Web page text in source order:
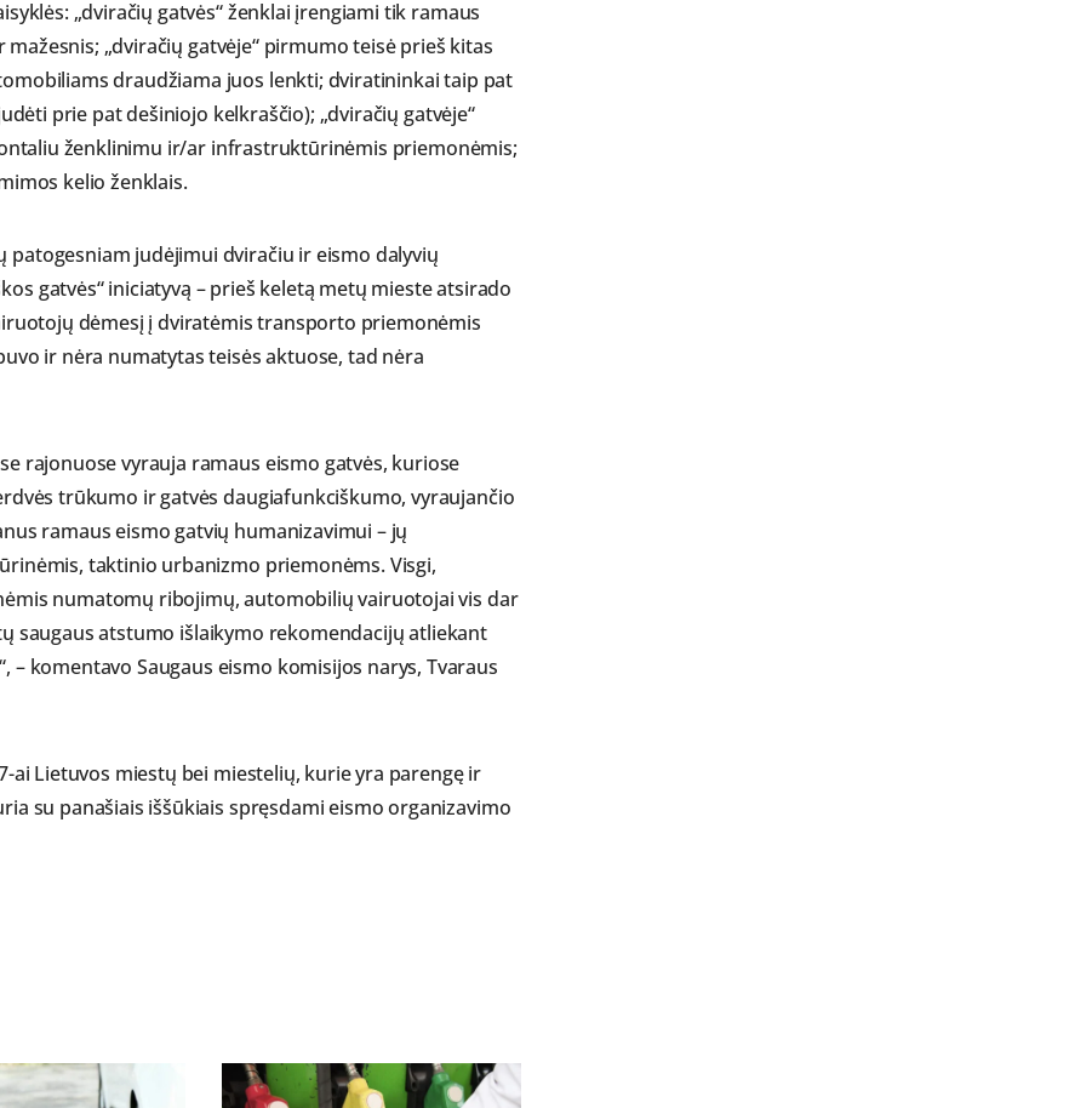
„dviračių gatvės“ ženklai įrengiami tik ramaus
„dviračių gatvėje“ pirmumo teisė prieš kitas
draudžiama juos lenkti; dviratininkai taip pat
prie pat dešiniojo kelkraščio); „dviračių gatvėje“
ženklinimu ir/ar infrastruktūrinėmis priemonėmis;
kelio ženklais.
patogesniam judėjimui dviračiu ir eismo dalyvių
gatvės“ iniciatyvą – prieš keletą metų mieste atsirado
dėmesį į dviratėmis transporto priemonėmis
ir nėra numatytas teisės aktuose, tad nėra
rajonuose vyrauja ramaus eismo gatvės, kuriose
trūkumo ir gatvės daugiafunkciškumo, vyraujančio
ramaus eismo gatvių humanizavimui – jų
taktinio urbanizmo priemonėms. Visgi,
numatomų ribojimų, automobilių vairuotojai vis dar
saugaus atstumo išlaikymo rekomendacijų atliekant
komentavo Saugaus eismo komisijos narys, Tvaraus
Lietuvos miestų bei miestelių, kurie yra parengę ir
su panašiais iššūkiais spręsdami eismo organizavimo